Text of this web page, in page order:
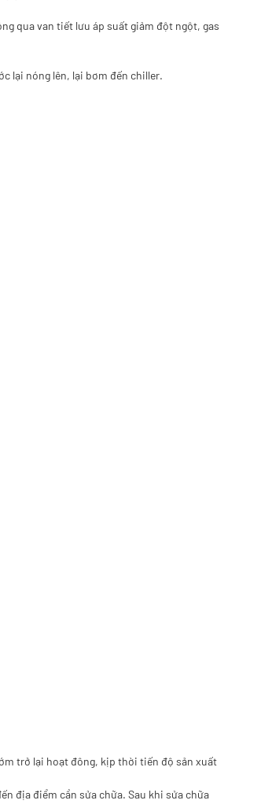
qua van tiết lưu áp suất giảm đột ngột, gas
lại nóng lên, lại bơm đến chiller.
trở lại hoạt đông, kịp thời tiến độ sản xuất
địa điểm cần sửa chữa. Sau khi sửa chữa